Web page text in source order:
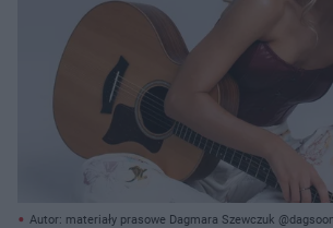
Autor: materiały prasowe Dagmara Szewczuk @dagsoon/ Materiały